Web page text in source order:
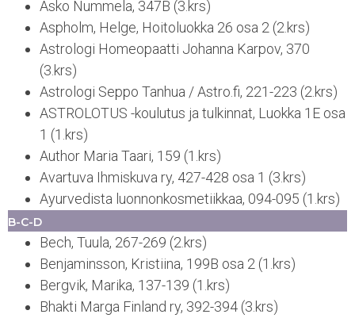
Asko Nummela, 347B (3.krs)
Aspholm, Helge, Hoitoluokka 26 osa 2 (2.krs)
Astrologi Homeopaatti Johanna Karpov, 370
(3.krs)
Astrologi Seppo Tanhua / Astro.fi, 221-223 (2.krs)
ASTROLOTUS -koulutus ja tulkinnat, Luokka 1E osa
1 (1.krs)
Author Maria Taari, 159 (1.krs)
Avartuva Ihmiskuva ry, 427-428 osa 1 (3.krs)
Ayurvedista luonnonkosmetiikkaa, 094-095 (1.krs)
B-C-D
Bech, Tuula, 267-269 (2.krs)
Benjaminsson, Kristiina, 199B osa 2 (1.krs)
Bergvik, Marika, 137-139 (1.krs)
Bhakti Marga Finland ry, 392-394 (3.krs)